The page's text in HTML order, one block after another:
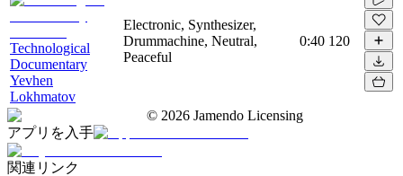
Technological
Documentary
Yevhen
Lokhmatov
Electronic, Synthesizer,
Drummachine, Neutral,
Peaceful
0:40 120
© 2026 Jamendo Licensing
アプリを入手
関連リンク